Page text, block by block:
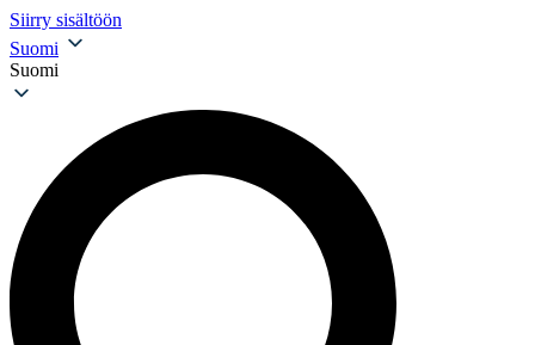
Siirry sisältöön
Suomi
Suomi